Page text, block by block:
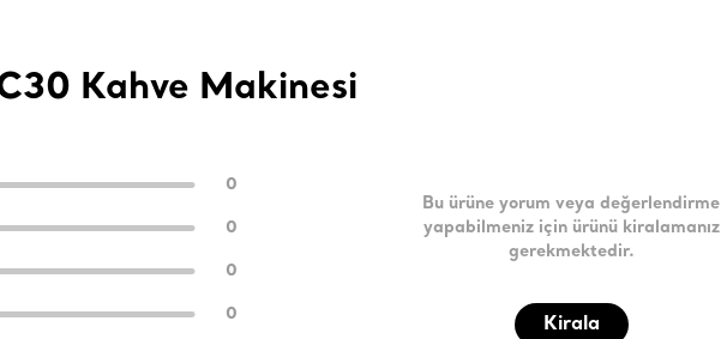
Kahve Makinesi
0
0
0
0
Bu ürüne yorum veya değerlendirme
yapabilmeniz için ürünü kiralamanız
gerekmektedir.
Kirala